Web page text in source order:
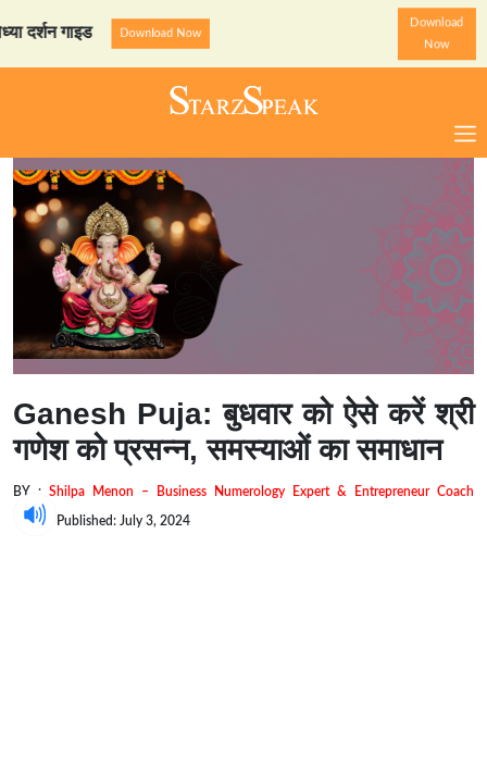
गाइड Download Now StarzSpeak
Download
Now
Ganesh Puja: बुधवार को ऐसे करें श्री
गणेश को प्रसन्न, समस्याओं का समाधान
BY : Shilpa Menon – Business Numerology Expert & Entrepreneur Coach
Published: July 3, 2024